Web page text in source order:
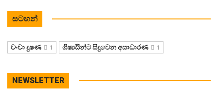
සටහන්
වංචා දුෂණ 1 ශිෂ්‍යයින්ට සිදුවෙන අසාධාරණ 1
NEWSLETTER